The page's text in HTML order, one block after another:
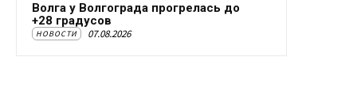
Волга у Волгограда прогрелась до
+28 градусов
НОВОСТИ 07.08.2026